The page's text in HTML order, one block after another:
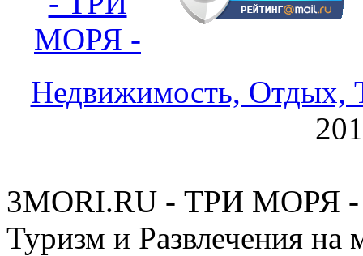
МОРЯ -
Недвижимость, Отдых,
3MORI.RU - ТРИ МОРЯ -
Туризм и Развлечения на